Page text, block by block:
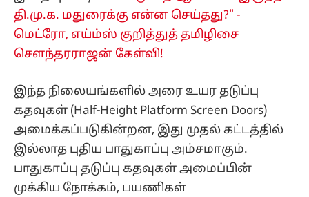
தி.மு.க. மதுரைக்கு என்ன செய்தது?" -
மெட்ரோ, எய்ம்ஸ் குறித்துத் தமிழிசை
செளந்தரராஜன் கேள்வி!
இந்த நிலையங்களில் அரை உயர தடுப்பு
கதவுகள் (Half-Height Platform Screen Doors)
அமைக்கப்படுகின்றன, இது முதல் கட்டத்தில்
இல்லாத புதிய பாதுகாப்பு அம்சமாகும்.
பாதுகாப்பு தடுப்பு கதவுகள் அமைப்பின்
முக்கிய நோக்கம், பயணிகள்